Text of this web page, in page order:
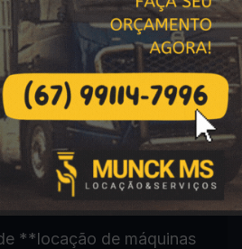
de
Pesadas
das
e Região
**locação de máquinas